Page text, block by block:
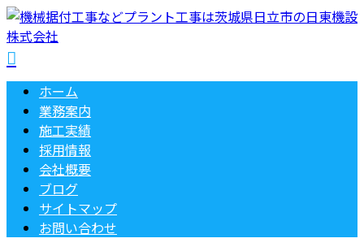
ホーム
業務案内
施工実績
採用情報
会社概要
ブログ
サイトマップ
お問い合わせ